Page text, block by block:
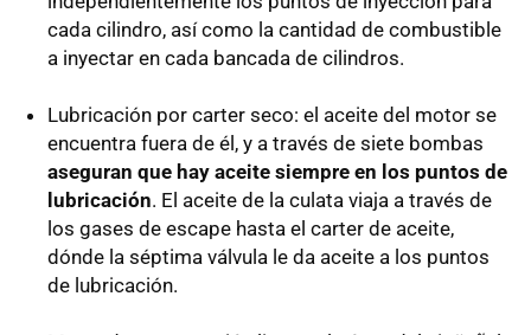
cada cilindro, así como la cantidad de combustible
a inyectar en cada bancada de cilindros.
Lubricación por carter seco: el aceite del motor se
encuentra fuera de él, y a través de siete bombas
aseguran que hay aceite siempre en los puntos de
lubricación. El aceite de la culata viaja a través de
los gases de escape hasta el carter de aceite,
dónde la séptima válvula le da aceite a los puntos
de lubricación.